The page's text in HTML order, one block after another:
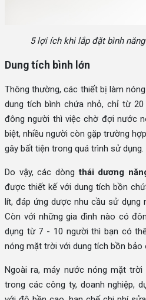
5 lợi ích khi lắp đặt bình
Dung tích bình lớn
Thông thường, các thiết bị làm
dung tích bình chứa nhỏ, chỉ từ
đông người thì việc chờ đợi nước
biệt, nhiều người còn gặp trường
gây bất tiện trong quá trình sử dụng.
Do vậy, các dòngthái dương
được thiết kế với dung tích bồn
lít, đáp ứng dược nhu cầu sử dụng
Còn với những gia đình nào có
dụng từ 7 - 10 người thì bạn có
nóng mặt trời với dung tích bồn bảo
Ngoài ra, máy nước nóng mặt
trong các công ty, doanh nghiệp,